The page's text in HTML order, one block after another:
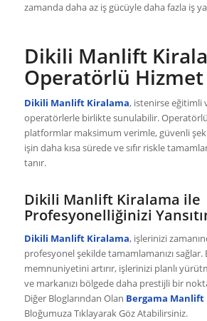
zamanda daha az iş gücüyle daha fazla iş
Dikili Manlift
Operatörlü Hizmet
Dikili Manlift Kiralama, istenirse eğitimli
operatörlerle birlikte sunulabilir.
platformlar maksimum verimle, güvenli
işin daha kısa sürede ve sıfır riskle
tanır.
Dikili Manlift Kiralama ile
Profesyonelliğinizi
Dikili Manlift Kiralama, işlerinizi
profesyonel şekilde tamamlamanızı
memnuniyetini artırır, işlerinizi planlı
ve markanızı bölgede daha prestijli bir
Diğer Bloglarından Olan Bergama Manlift
Bloğumuza Tıklayarak Göz Atabilirsiniz.